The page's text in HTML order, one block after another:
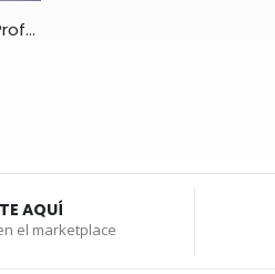
Tienda en Línea Profesional con WooCommerce 🛒
AQUÍ
el marketplace